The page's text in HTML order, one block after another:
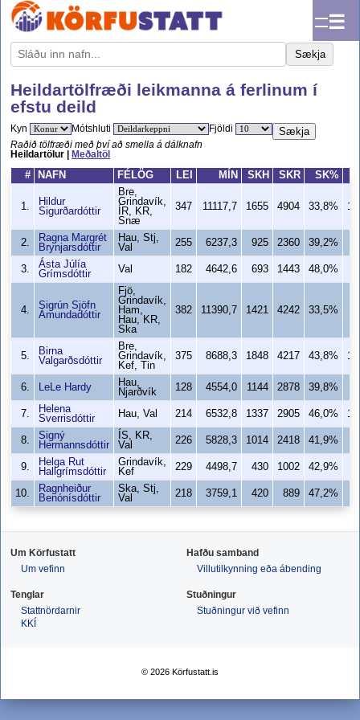
☰
Sækja
Heildartölfræði leikmanna á ferlinum í
efstu deild
Kyn Mótshluti Fjöldi Sækja
Raðið tölfræði með því að smella á dálknafn
Heildartölur |
Meðaltöl
#
NAFN FÉLÖG LEI MÍN SKH SKR SK%
1.
Hildur
Sigurðardóttir
Bre,
Grindavík,
ÍR, KR,
Snæ
347 11117,7 1655 4904 33,8%
2.
Ragna Margrét
Brynjarsdóttir
Hau, Stj,
Val
255 6237,3 925 2360 39,2%
3.
Ásta Júlía
Grímsdóttir
Val 182 4642,6 693 1443 48,0%
4.
Sigrún Sjöfn
Ámundadóttir
Fjö,
Grindavík,
Ham,
Hau, KR,
Ska
382 11390,7 1421 4242 33,5%
5.
Birna
Valgarðsdóttir
Bre,
Grindavík,
Kef, Tin
375 8688,3 1848 4217 43,8%
6. LeLe Hardy
Hau,
Njarðvík
128 4554,0 1144 2878 39,8%
7.
Helena
Sverrisdóttir
Hau, Val 214 6532,8 1337 2905 46,0%
8.
Signý
Hermannsdóttir
ÍS, KR,
Val
226 5828,3 1014 2418 41,9%
9.
Helga Rut
Hallgrímsdóttir
Grindavík,
Kef
229 4498,7 430 1002 42,9%
10.
Ragnheiður
Benónísdóttir
Ska, Stj,
Val
218 3759,1 420 889 47,2%
Um Körfustatt
Um vefinn
Hafðu samband
Villutilkynning eða ábending
Tenglar
Stattnördarnir
KKÍ
Stuðningur
Stuðningur við vefinn
© 2026 Körfustatt.is